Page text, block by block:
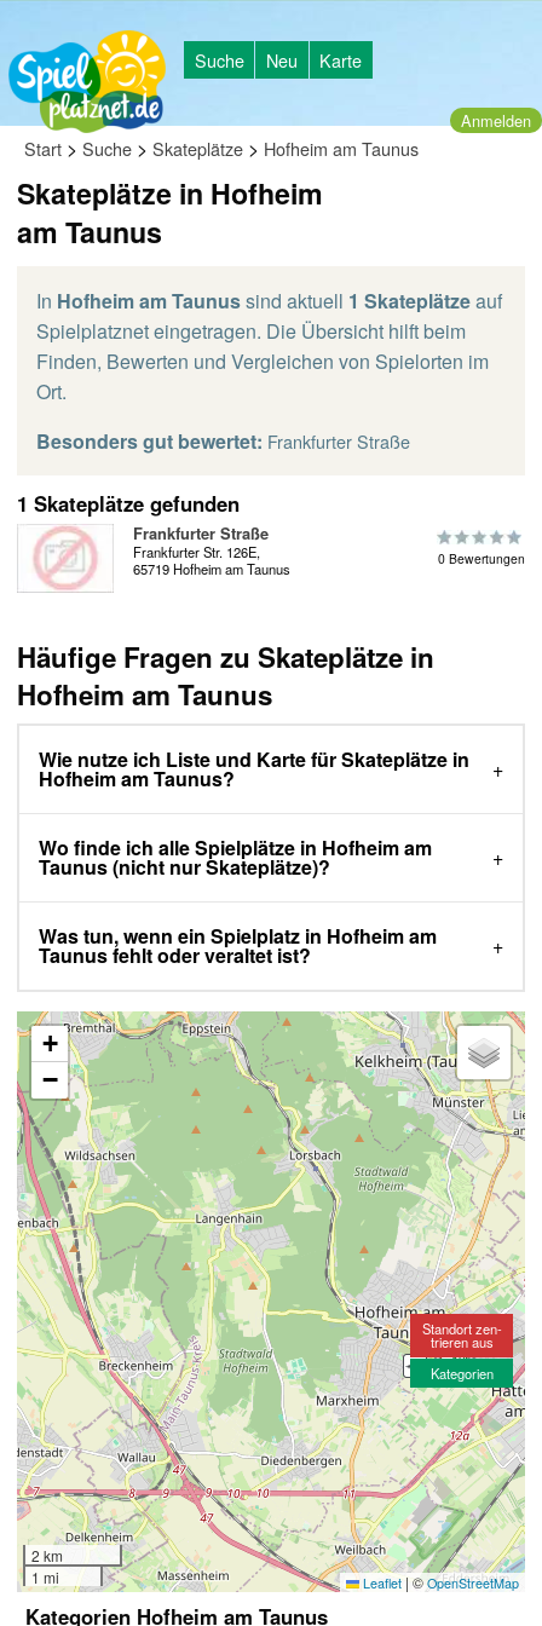
Suche Neu Karte
Anmelden
Start > Suche > Skateplätze > Hofheim am Taunus
Skateplätze in Hofheim
am Taunus
In Hofheim am Taunussind aktuell 1 Skateplätzeauf
Spielplatznet eingetragen. Die Übersicht hilft beim
Finden, Bewerten und Vergleichen von Spielorten im
Ort.
Besonders gut bewertet: Frankfurter Straße
1 Skateplätze gefunden
Frankfurter Straße
Frankfurter Str. 126E,
65719 Hofheim am Taunus
0 Bewertungen
Häufige Fragen zu Skateplätze in
Hofheim am Taunus
Wie nutze ich Liste und Karte für Skateplätze in
Hofheim am Taunus?
Wo finde ich alle Spielplätze in Hofheim am
Taunus (nicht nur Skateplätze)?
Was tun, wenn ein Spielplatz in Hofheim am
Taunus fehlt oder veraltet ist?
+
−
2 km
1 mi
Leaflet | © OpenStreetMap
Standort zen-
trieren aus
Kategorien
Kategorien Hofheim am Taunus